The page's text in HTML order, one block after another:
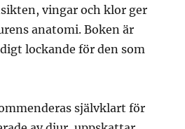
vingar och klor ger
anatomi. Boken är
lockande för den som
självklart för